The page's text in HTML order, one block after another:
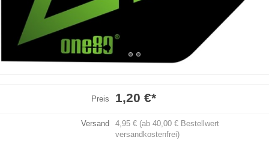
Preis 1,20 €*
Versand
4,95 € (ab 40,00 € Bestellwert
versandkostenfrei)